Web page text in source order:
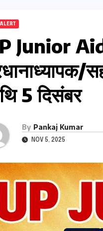
Junior
5 दिसंबर
By Pankaj Kumar
NOV 5, 2025